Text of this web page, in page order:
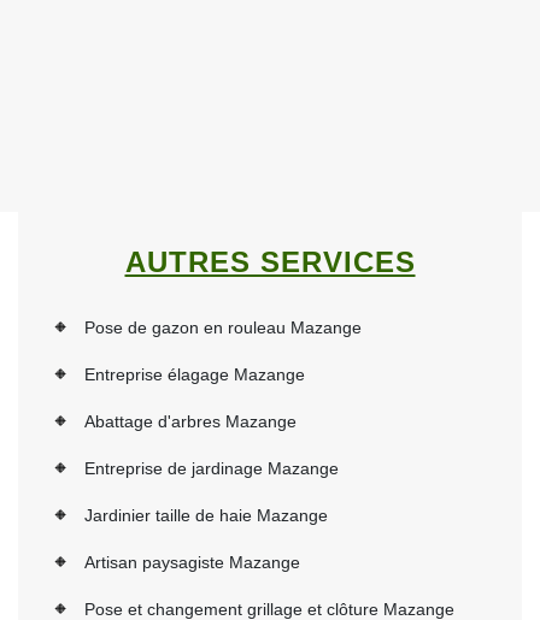
AUTRES SERVICES
Pose de gazon en rouleau Mazange
Entreprise élagage Mazange
Abattage d'arbres Mazange
Entreprise de jardinage Mazange
Jardinier taille de haie Mazange
Artisan paysagiste Mazange
Pose et changement grillage et clôture Mazange